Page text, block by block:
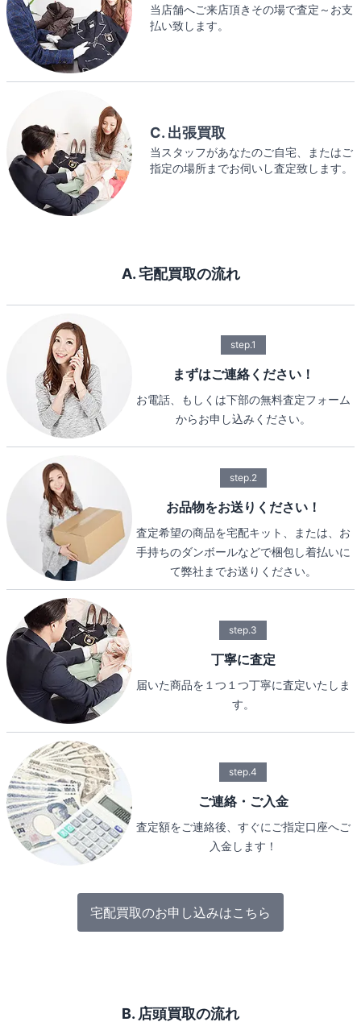
当店舗へご来店頂きその場で査定～お支
払い致します。
C. 出張買取
当スタッフがあなたのご自宅、またはご
指定の場所までお伺いし査定致します。
A. 宅配買取の流れ
step.1
まずはご連絡ください！
お電話、もしくは下部の無料査定フォーム
からお申し込みください。
step.2
お品物をお送りください！
査定希望の商品を宅配キット、または、お
手持ちのダンボールなどで梱包し着払いに
て弊社までお送りください。
step.3
丁寧に査定
届いた商品を１つ１つ丁寧に査定いたしま
す。
step.4
ご連絡・ご入金
査定額をご連絡後、すぐにご指定口座へご
入金します！
宅配買取のお申し込みはこちら
B. 店頭買取の流れ